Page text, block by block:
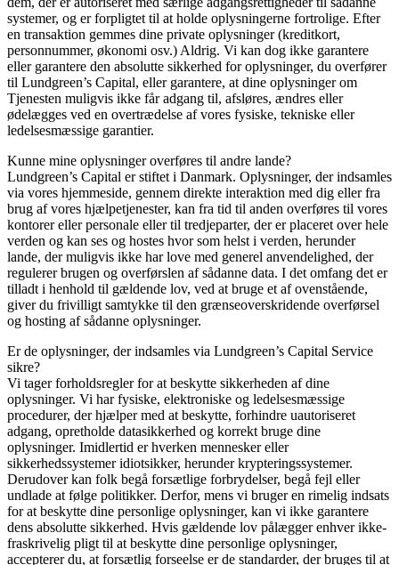
systemer, og er forpligtet til at holde oplysningerne fortrolige. Efter
en transaktion gemmes dine private oplysninger (kreditkort,
personnummer, økonomi osv.) Aldrig. Vi kan dog ikke garantere
eller garantere den absolutte sikkerhed for oplysninger, du overfører
til Lundgreen’s Capital, eller garantere, at dine oplysninger om
Tjenesten muligvis ikke får adgang til, afsløres, ændres eller
ødelægges ved en overtrædelse af vores fysiske, tekniske eller
ledelsesmæssige garantier.
Kunne mine oplysninger overføres til andre lande?
Lundgreen’s Capital er stiftet i Danmark. Oplysninger, der indsamles
via vores hjemmeside, gennem direkte interaktion med dig eller fra
brug af vores hjælpetjenester, kan fra tid til anden overføres til vores
kontorer eller personale eller til tredjeparter, der er placeret over hele
verden og kan ses og hostes hvor som helst i verden, herunder
lande, der muligvis ikke har love med generel anvendelighed, der
regulerer brugen og overførslen af ​​sådanne data. I det omfang det er
tilladt i henhold til gældende lov, ved at bruge et af ovenstående,
giver du frivilligt samtykke til den grænseoverskridende overførsel
og hosting af sådanne oplysninger.
Er de oplysninger, der indsamles via Lundgreen’s Capital Service
sikre?
Vi tager forholdsregler for at beskytte sikkerheden af ​​dine
oplysninger. Vi har fysiske, elektroniske og ledelsesmæssige
procedurer, der hjælper med at beskytte, forhindre uautoriseret
adgang, opretholde datasikkerhed og korrekt bruge dine
oplysninger. Imidlertid er hverken mennesker eller
sikkerhedssystemer idiotsikker, herunder krypteringssystemer.
Derudover kan folk begå forsætlige forbrydelser, begå fejl eller
undlade at følge politikker. Derfor, mens vi bruger en rimelig indsats
for at beskytte dine personlige oplysninger, kan vi ikke garantere
dens absolutte sikkerhed. Hvis gældende lov pålægger enhver ikke-
fraskrivelig pligt til at beskytte dine personlige oplysninger,
accepterer du, at forsætlig forseelse er de standarder, der bruges til at